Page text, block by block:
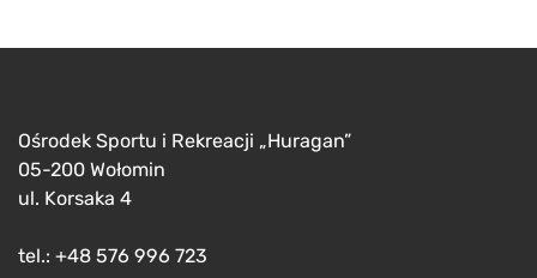
Ośrodek Sportu i Rekreacji „Huragan”
05-200 Wołomin
ul. Korsaka 4
tel.: +48 576 996 723